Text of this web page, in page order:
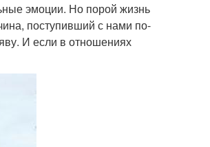
эмоции. Но порой жизнь
поступивший с нами по-
И если в отношениях